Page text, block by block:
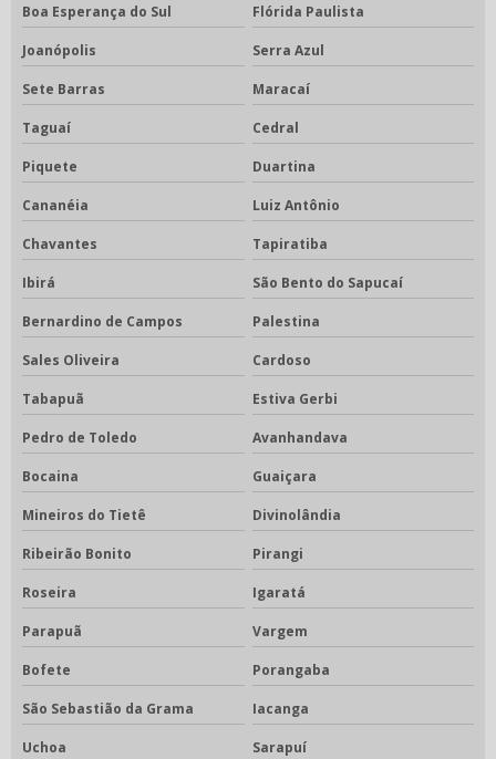
Boa Esperança do Sul Flórida Paulista
Joanópolis Serra Azul
Sete Barras Maracaí
Taguaí Cedral
Piquete Duartina
Cananéia Luiz Antônio
Chavantes Tapiratiba
Ibirá São Bento do Sapucaí
Bernardino de Campos Palestina
Sales Oliveira Cardoso
Tabapuã Estiva Gerbi
Pedro de Toledo Avanhandava
Bocaina Guaiçara
Mineiros do Tietê Divinolândia
Ribeirão Bonito Pirangi
Roseira Igaratá
Parapuã Vargem
Bofete Porangaba
São Sebastião da Grama Iacanga
Uchoa Sarapuí